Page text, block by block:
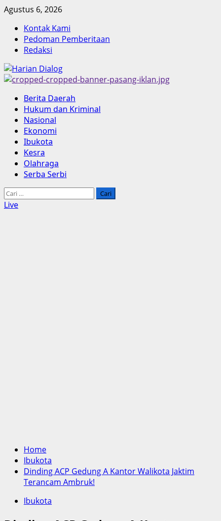
Skip
content
Agustus 6, 2026
Kontak Kami
Pedoman Pemberitaan
Redaksi
Primary
Menu
Berita Daerah
Hukum dan Kriminal
Nasional
Ekonomi
Ibukota
Kesra
Olahraga
Serba Serbi
Cari
untuk:
Live
Home
Ibukota
Dinding ACP Gedung A Kantor Walikota Jaktim
Terancam Ambruk!
Ibukota